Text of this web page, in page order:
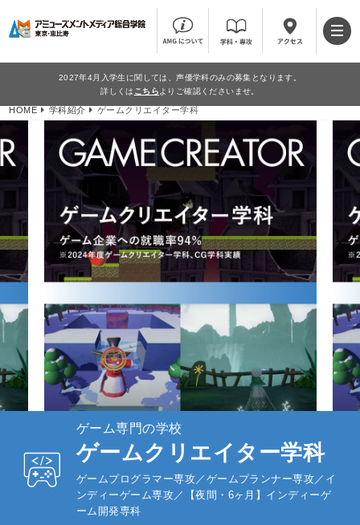
2027年4月入学生に関しては、声優学科のみの募集となります。
詳しくは こちら よりご確認くださいませ。
HOME 学科紹介 ゲームクリエイター学科
ゲーム専門の学校
ゲームクリエイター学科
ゲームプログラマー専攻／ゲームプランナー専攻／イ
ンディーゲーム専攻／【夜間・6ヶ月】インディーゲ
ーム開発専科